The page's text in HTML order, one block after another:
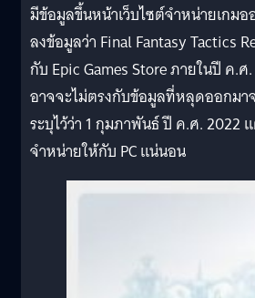
มีข้อมูลขึ้นหน้าเว็บไซต์จำหน่ายเกมอ
ลงข้อมูลว่า Final Fantasy Tactics
กับ Epic Games Store ภายในปี ค.
อาจจะไม่ตรงกับข้อมูลที่หลุดออกมา
ระบุไว้ว่า 1 กุมภาพันธ์ ปี ค.ศ. 2022
จำหน่ายให้กับ PC แน่นอน